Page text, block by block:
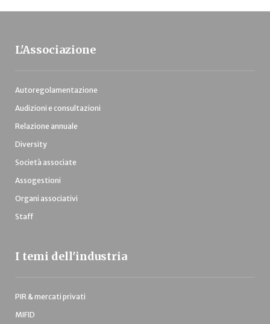
L'Associazione
Autoregolamentazione
Audizioni e consultazioni
Relazione annuale
Diversity
Società associate
Assogestioni
Organi associativi
Staff
I temi dell'industria
PIR & mercati privati
MIFID